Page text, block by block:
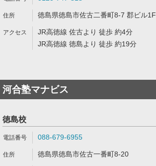
徳島県徳島市佐古二番町8-7 郡ビル1F
JR高徳線 佐古より 徒歩 約4分
JR高徳線 徳島より 徒歩 約19分
河合塾マナビス
徳島校
088-679-6955
徳島県徳島市佐古一番町8-20